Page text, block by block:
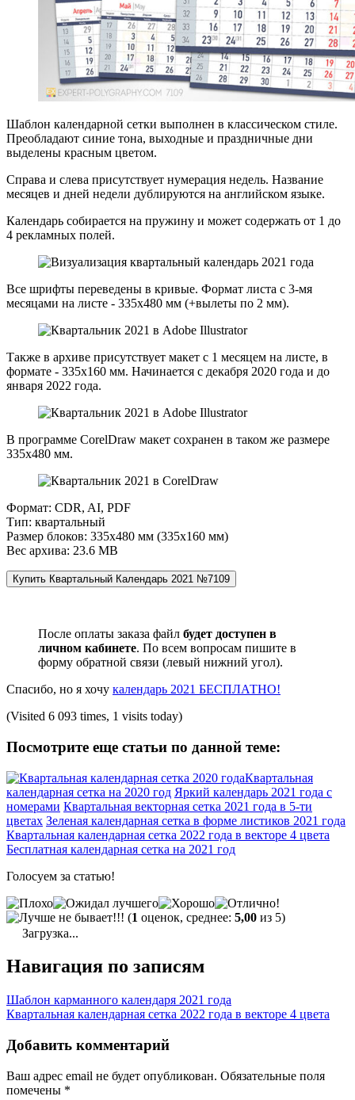
Шаблон календарной сетки выполнен в классическом стиле.
Преобладают синие тона, выходные и праздничные дни
выделены красным цветом.
Справа и слева присутствует нумерация недель. Название
месяцев и дней недели дублируются на английском языке.
Календарь собирается на пружину и может содержать от 1 до
4 рекламных полей.
Все шрифты переведены в кривые. Формат листа с 3-мя
месяцами на листе - 335х480 мм (+вылеты по 2 мм).
Также в архиве присутствует макет с 1 месяцем на листе, в
формате - 335х160 мм. Начинается с декабря 2020 года и до
января 2022 года.
В программе CorelDraw макет сохранен в таком же размере
335х480 мм.
Формат: CDR, AI, PDF
Тип: квартальный
Размер блоков: 335х480 мм (335х160 мм)
Вес архива: 23.6 МВ
После оплаты заказа файл будет доступен в
личном кабинете. По всем вопросам пишите в
форму обратной связи (левый нижний угол).
Спасибо, но я хочу календарь 2021 БЕСПЛАТНО!
(Visited 6 093 times, 1 visits today)
Посмотрите еще статьи по данной теме:
Квартальная
календарная сетка на 2020 год Яркий календарь 2021 года с
номерами Квартальная векторная сетка 2021 года в 5-ти
цветах Зеленая календарная сетка в форме листиков 2021 года
Квартальная календарная сетка 2022 года в векторе 4 цвета
Бесплатная календарная сетка на 2021 год
Голосуем за статью!
(1 оценок, среднее: 5,00 из 5)
Загрузка...
Навигация по записям
Шаблон карманного календаря 2021 года
Квартальная календарная сетка 2022 года в векторе 4 цвета
Добавить комментарий
Ваш адрес email не будет опубликован. Обязательные поля
помечены *